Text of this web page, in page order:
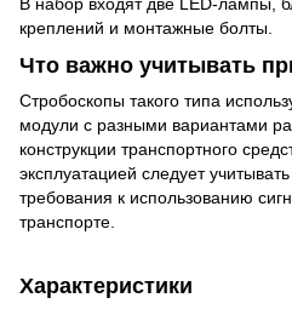
креплений и монтажные болты.
Что важно учитывать
Стробоскопы такого типа
модули с разными вариантами
конструкции транспортного
эксплуатацией следует
требования к использованию
транспорте.
Характеристики